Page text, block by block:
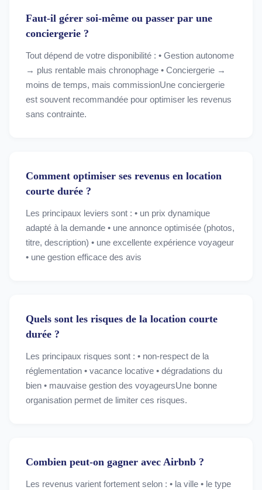
Faut-il gérer soi-même ou passer par une
conciergerie ?
Tout dépend de votre disponibilité : • Gestion autonome
→ plus rentable mais chronophage • Conciergerie →
moins de temps, mais commissionUne conciergerie
est souvent recommandée pour optimiser les revenus
sans contrainte.
Comment optimiser ses revenus en location
courte durée ?
Les principaux leviers sont : • un prix dynamique
adapté à la demande • une annonce optimisée (photos,
titre, description) • une excellente expérience voyageur
• une gestion efficace des avis
Quels sont les risques de la location courte
durée ?
Les principaux risques sont : • non-respect de la
réglementation • vacance locative • dégradations du
bien • mauvaise gestion des voyageursUne bonne
organisation permet de limiter ces risques.
Combien peut-on gagner avec Airbnb ?
Les revenus varient fortement selon : • la ville • le type